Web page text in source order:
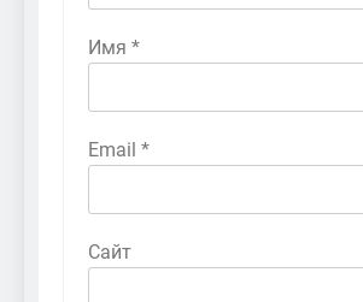
Имя *
Email *
Сайт